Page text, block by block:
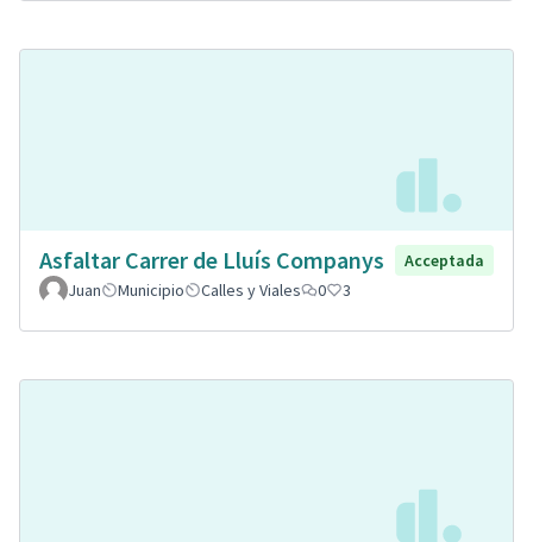
Asfaltar Carrer de Lluís Companys
Acceptada
Juan
Municipio Calles y Viales 0 3